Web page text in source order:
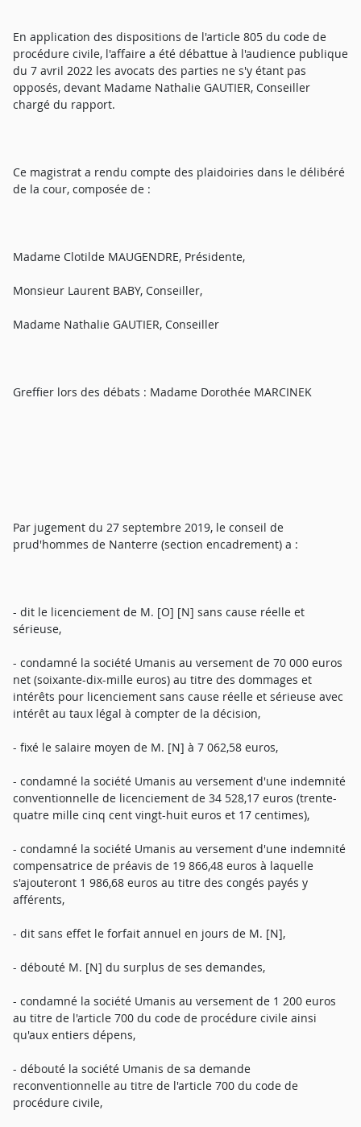
En application des dispositions de l'article 805 du code de
procédure civile, l'affaire a été débattue à l'audience publique
du 7 avril 2022 les avocats des parties ne s'y étant pas
opposés, devant Madame Nathalie GAUTIER, Conseiller
chargé du rapport.
Ce magistrat a rendu compte des plaidoiries dans le délibéré
de la cour, composée de :
Madame Clotilde MAUGENDRE, Présidente,
Monsieur Laurent BABY, Conseiller,
Madame Nathalie GAUTIER, Conseiller
Greffier lors des débats : Madame Dorothée MARCINEK
Par jugement du 27 septembre 2019, le conseil de
prud'hommes de Nanterre (section encadrement) a :
- dit le licenciement de M. [O] [N] sans cause réelle et
sérieuse,
- condamné la société Umanis au versement de 70 000 euros
net (soixante-dix-mille euros) au titre des dommages et
intérêts pour licenciement sans cause réelle et sérieuse avec
intérêt au taux légal à compter de la décision,
- fixé le salaire moyen de M. [N] à 7 062,58 euros,
- condamné la société Umanis au versement d'une indemnité
conventionnelle de licenciement de 34 528,17 euros (trente-
quatre mille cinq cent vingt-huit euros et 17 centimes),
- condamné la société Umanis au versement d'une indemnité
compensatrice de préavis de 19 866,48 euros à laquelle
s'ajouteront 1 986,68 euros au titre des congés payés y
afférents,
- dit sans effet le forfait annuel en jours de M. [N],
- débouté M. [N] du surplus de ses demandes,
- condamné la société Umanis au versement de 1 200 euros
au titre de l'article 700 du code de procédure civile ainsi
qu'aux entiers dépens,
- débouté la société Umanis de sa demande
reconventionnelle au titre de l'article 700 du code de
procédure civile,